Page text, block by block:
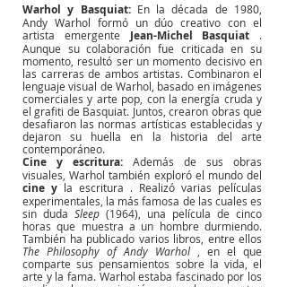
Warhol y Basquiat: En la década de 1980,
Andy Warhol formó un dúo creativo con el
artista emergente
Jean-Michel Basquiat
.
Aunque su colaboración fue criticada en su
momento, resultó ser un momento decisivo en
las carreras de ambos artistas. Combinaron el
lenguaje visual de Warhol, basado en imágenes
comerciales y arte pop, con la energía cruda y
el grafiti de Basquiat. Juntos, crearon obras que
desafiaron las normas artísticas establecidas y
dejaron su huella en la historia del arte
contemporáneo.
Cine y escritura:
Además de sus obras
visuales, Warhol también exploró el mundo del
cine y la escritura . Realizó varias películas
experimentales, la más famosa de las cuales es
sin duda Sleep (1964), una película de cinco
horas que muestra a un hombre durmiendo.
También ha publicado varios libros, entre ellos
The Philosophy of Andy Warhol
, en el que
comparte sus pensamientos sobre la vida, el
arte y la fama. Warhol estaba fascinado por los